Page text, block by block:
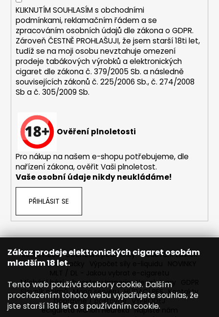
Zákaz prodeje elektronických cigaret osobám
mladším 18 let.
Tento web používá soubory cookie. Dalším
procházením tohoto webu vyjadřujete souhlas, že
jste starší 18ti let a s používáním cookie.
r
v
k
y
v
ý
p
i
KLIKNUTÍM SOUHLASÍM s obchodními
podmínkami,reklamačním řádem a se
zpracováním osobních údajů dle zákona oGDPR.
Zároveň ČESTNĚ PROHLAŠUJI, že jsem starší 18ti let,
tudíž se na moji osobu nevztahuje omezení
prodeje tabákových výrobků a elektronických
cigaret dle zákona č. 379/2005 Sb. a následně
souvisejících zákonů č. 225/2006 Sb., č. 274/2008
Sb a č. 305/2009 Sb.
Ověření plnoletosti
Pro nákup na našem e-shopu potřebujeme, dle
nařízení zákona, ověřit Vaši plnoletost.
Vaše osobní údaje nikdy neukládáme!
PŘIHLÁSIT SE
Reklamace Obchodní podmínky Sledování zásilek
Prodávané značky
Míchání bází a boosteru Imperia Newslettery
Slovník pojmů Mapa serveru HLÍDACÍ PES Kontakty
Dopravné / poštovné VÝPRODEJ
ecigareta Marion Heureka Napište nám